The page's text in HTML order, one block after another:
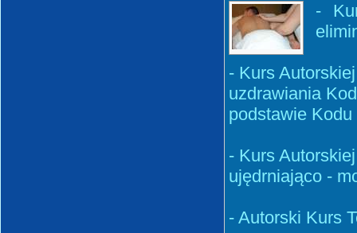
-
- Kurs
uzdrawiania
podstawie Kodu
- Kurs
ujędrniająco -
- Autorski Kurs